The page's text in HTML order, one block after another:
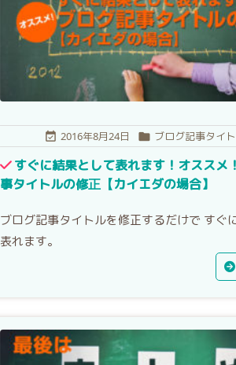
 2016年8月24日  ブログ記事タイ
すぐに結果として表れます！オススメ
事タイトルの修正【カイエダの場合】
ブログ記事タイトルを修正するだけで すぐ
表れます。